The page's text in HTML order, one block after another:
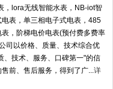
，lora无线智能水表，NB-iot智
表，单三相电子式电表，485
，阶梯电价电表(预付费多费率
司以价格、质量、技术综合优
、技术、服务、口碑第一"的信
前、售后服务，得到了广...详